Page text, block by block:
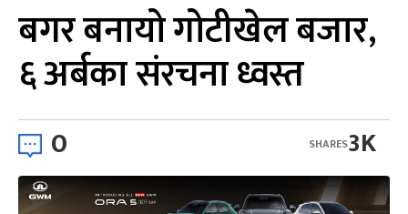
बगर बनायो गोटीखेल बजार,
६ अर्बका संरचना ध्वस्त
0 3K
SHARES